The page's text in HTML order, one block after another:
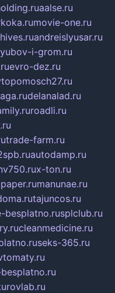
aalse.ru
movie-one.ru
andreislyusar.ru
i-grom.ru
evro-dez.ru
delanalad.ru
roadli.ru
trade-farm.ru
autodamp.ru
x-ton.ru
manunae.ru
tajuncos.ru
besplatno.rusplclub.ru
cleanmedicine.ru
seks-365.ru